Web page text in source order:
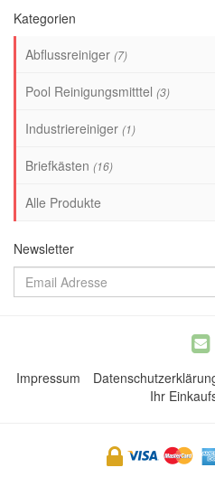
Kategorien
Abflussreiniger (7)
Pool Reinigungsmitttel (3)
Industriereiniger (1)
Briefkästen (16)
Alle Produkte
Newsletter
Impressum
Ihr